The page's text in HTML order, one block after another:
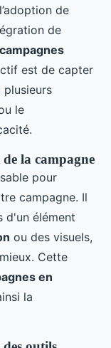
de
de
campagnes
est de capter
le
de la campagne
pour
campagne. Il
d'un élément
ou des visuels,
Cette
en
la